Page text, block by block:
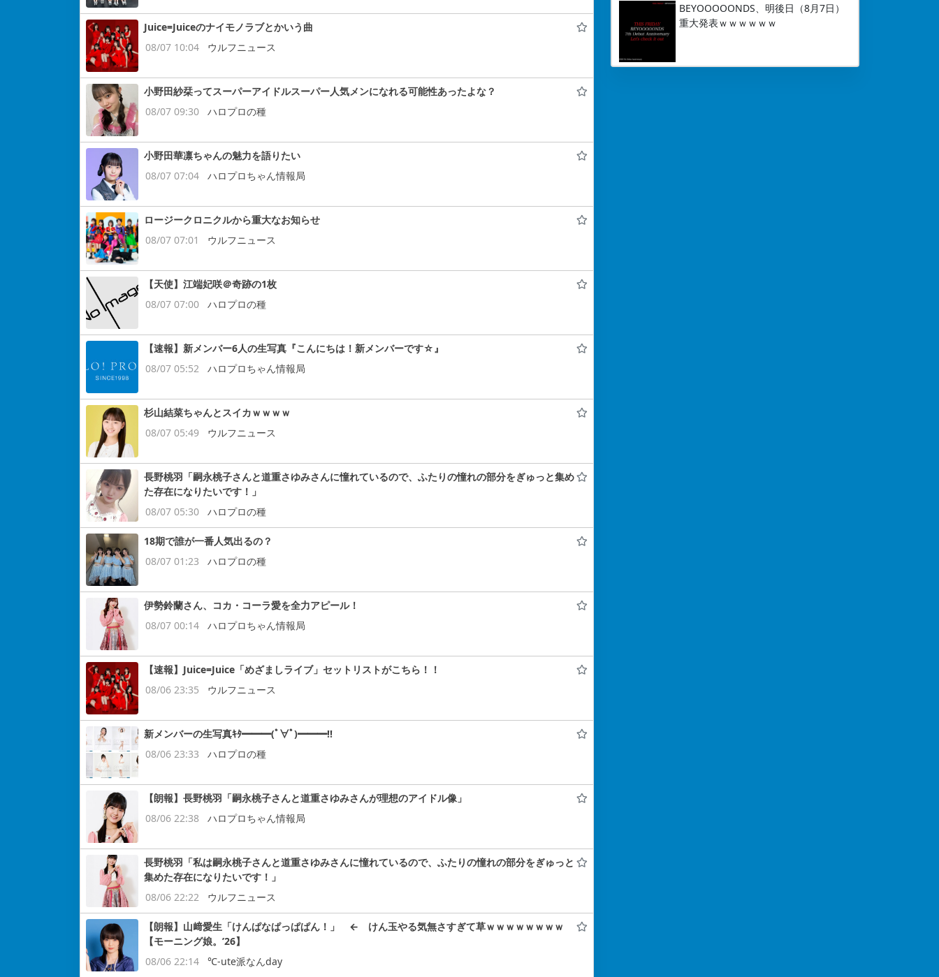
BEYOOOOONDS、明後日（8月7日）
重大発表ｗｗｗｗｗｗ
Juice=Juiceのナイモノラブとかいう曲
08/07 10:04
ウルフニュース
小野田紗栞ってスーパーアイドルスーパー人気メンになれる可能性あったよな？
08/07 09:30
ハロプロの種
小野田華凛ちゃんの魅力を語りたい
08/07 07:04
ハロプロちゃん情報局
ロージークロニクルから重大なお知らせ
08/07 07:01
ウルフニュース
【天使】江端妃咲＠奇跡の1枚
08/07 07:00
ハロプロの種
【速報】新メンバー6人の生写真『こんにちは！新メンバーです☆』
08/07 05:52
ハロプロちゃん情報局
杉山結菜ちゃんとスイカｗｗｗｗ
08/07 05:49
ウルフニュース
長野桃羽「嗣永桃子さんと道重さゆみさんに憧れているので、ふたりの憧れの部分をぎゅっと集め
た存在になりたいです！」
08/07 05:30
ハロプロの種
18期で誰が一番人気出るの？
08/07 01:23
ハロプロの種
伊勢鈴蘭さん、コカ・コーラ愛を全力アピール！
08/07 00:14
ハロプロちゃん情報局
【速報】Juice=Juice「めざましライブ」セットリストがこちら！！
08/06 23:35
ウルフニュース
新メンバーの生写真ｷﾀ━━━(ﾟ∀ﾟ)━━━!!
08/06 23:33
ハロプロの種
【朗報】長野桃羽「嗣永桃子さんと道重さゆみさんが理想のアイドル像」
08/06 22:38
ハロプロちゃん情報局
長野桃羽「私は嗣永桃子さんと道重さゆみさんに憧れているので、ふたりの憧れの部分をぎゅっと
集めた存在になりたいです！」
08/06 22:22
ウルフニュース
【朗報】山﨑愛生「けんぱなぱっぱぱん！」 ← けん玉やる気無さすぎて草ｗｗｗｗｗｗｗｗ
【モーニング娘。’26】
08/06 22:14
℃-ute派なんday